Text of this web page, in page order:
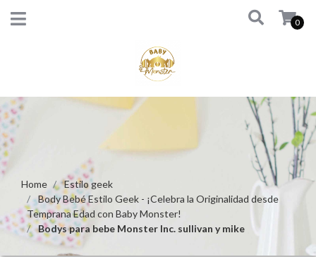
0
Home
Estilo geek
Body Bebé Estilo Geek - ¡Celebra la Originalidad desde
Temprana Edad con Baby Monster!
Bodys para bebe Monster Inc. sullivan y mike